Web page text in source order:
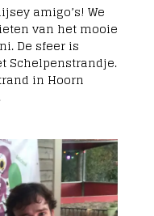
amigo’s! We
van het mooie
De sfeer is
Schelpenstrandje.
in Hoorn